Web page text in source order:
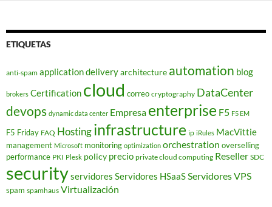
ETIQUETAS
anti-spam application deliveryarchitecture automation blog
brokers Certification cloud correo cryptography DataCenter
devops dynamic data center Empresa enterprise F5 F5 EM
F5 Friday FAQ Hostinginfrastructure ip iRules MacVittie
management Microsoft monitoring optimization orchestration overselling
performance PKI Plesk policy precio private cloud computing Reseller SDC
securityservidores Servidores HSaaSServidores VPS
spam spamhaus Virtualización